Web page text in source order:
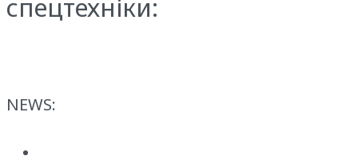
спецтехніки:
NEWS: